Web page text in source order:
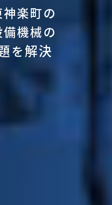
楽町の
機械の
を解決